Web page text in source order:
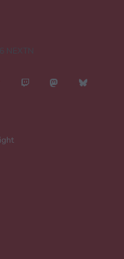
en este navegador para la